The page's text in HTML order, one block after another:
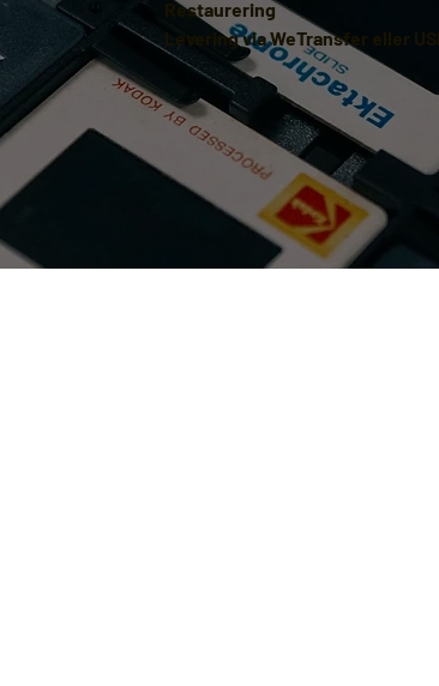
Restaurering
Levering via WeTransfer eller USB